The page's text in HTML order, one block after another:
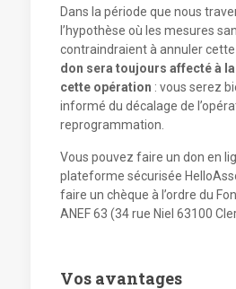
Dans la période que nous
l’hypothèse où les mesures
contraindraient à annuler
don sera toujours affecté à
cette opération : vous serez
informé du décalage de
reprogrammation.
Vous pouvez faire un don en
plateforme sécurisée
faire un chèque à l’ordre du
ANEF 63 (34 rue Niel 63100
Vos avantages